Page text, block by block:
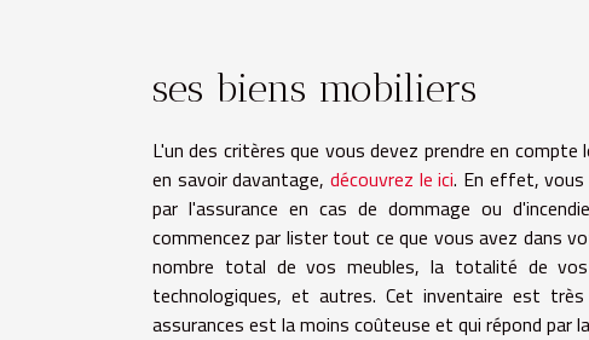
ses biens mobiliers
L'un des critères que vous devez prendre en
en savoir davantage, découvrez le ici. En effet, vous
par l'assurance en cas de dommage ou
commencez par lister tout ce que vous avez dans
nombre total de vos meubles, la totalité de vos
technologiques, et autres. Cet inventaire est
assurances est la moins coûteuse et qui répond par